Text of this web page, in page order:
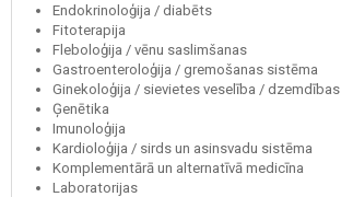
Endokrinoloģija / diabēts
Fitoterapija
Fleboloģija / vēnu saslimšanas
Gastroenteroloģija / gremošanas sistēma
Ginekoloģija / sievietes veselība / dzemdības
Ģenētika
Imunoloģija
Kardioloģija / sirds un asinsvadu sistēma
Komplementārā un alternatīvā medicīna
Laboratorijas